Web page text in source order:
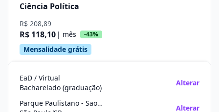
Ciência Política
R$ 208,89
R$ 118,10 | mês -43%
Mensalidade grátis
EaD / Virtual
Bacharelado (graduação)
Alterar
Parque Paulistano - Sao Miguel Paulista
Alterar